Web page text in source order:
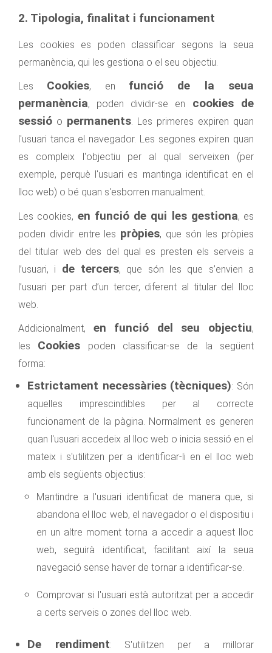
2. Tipologia, finalitat i funcionament
Les cookies es poden classificar segons la seua
permanència, qui les gestiona o el seu objectiu.
Les Cookies, en
funció de la seua
permanència, poden dividir-se en
cookies de
sessió o permanents. Les primeres expiren quan
l'usuari tanca el navegador. Les segones expiren quan
es compleix l'objectiu per al qual serveixen (per
exemple, perquè l'usuari es mantinga identificat en el
lloc web) o bé quan s'esborren manualment.
Les cookies, en funció de qui les gestiona, es
poden dividir entre les pròpies, que són les pròpies
del titular web des del qual es presten els serveis a
l’usuari, i
de tercers, que són les que s’envien a
l’usuari per part d’un tercer, diferent al titular del lloc
web.
Addicionalment, en funció del seu objectiu,
les Cookies
poden classificar-se de la següent
forma:
Estrictament necessàries (tècniques): Són
aquelles imprescindibles per al correcte
funcionament de la pàgina. Normalment es generen
quan l'usuari accedeix al lloc web o inicia sessió en el
mateix i s'utilitzen per a identificar-li en el lloc web
amb els següents objectius:
Mantindre a l'usuari identificat de manera que, si
abandona el lloc web, el navegador o el dispositiu i
en un altre moment torna a accedir a aquest lloc
web, seguirà identificat, facilitant així la seua
navegació sense haver de tornar a identificar-se.
Comprovar si l'usuari està autoritzat per a accedir
a certs serveis o zones del lloc web.
De rendiment: S'utilitzen per a millorar